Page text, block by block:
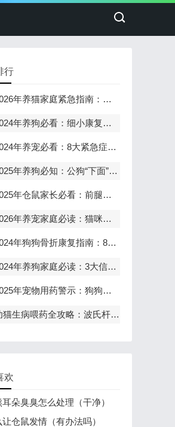
行
养猫家庭紧急指南：猫咪眼睛红肿分泌物，这7个关键判断决定治疗成败
年养狗必看：细小康复期5大危险信号，90%的主人忽略了第3条
年养宠必看：8大紧急症状自救指南，90%新手家长不知道的关键细节
养狗必知：公狗“下面”滴血，是危险信号还是小事一桩？十年宠物专家深度解析
年仓鼠家长必看：前腿脱毛长红疙瘩，这3种情况最危险！
养宠家庭必读：猫咪狗狗打喷嚏别慌，这8种原因和应对方案你必须知道
年狗狗骨折康复指南：80%的桡骨骨折无需手术的真相
年养狗家庭必读：3大信号揭示狗狗腿软无法行走的真相
年宠物用药警示：狗狗打针吃药后抽搐吐血的紧急处理指南
生病喂药全攻略：波氏杆菌阳性治疗与科学喂养指南
欢
耳朵臭臭怎么处理（干净）
仓鼠发情（有办法吗）